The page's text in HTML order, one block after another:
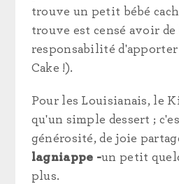
trouve un petit bébé
trouve est censé avoir de
responsabilité
Cake !).
Pour les Louisianais, le
qu'un simple dessert ;
générosité, de joie
lagniappe -un petit
plus.